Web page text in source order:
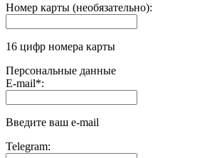
Номер карты (необязательно):
16 цифр номера карты
Персональные данные
E-mail*:
Введите ваш e-mail
Telegram: